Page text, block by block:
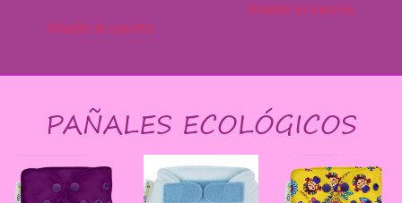
Añadir al carrito
Añadir al carrito
PAÑALES ECOLÓGICOS